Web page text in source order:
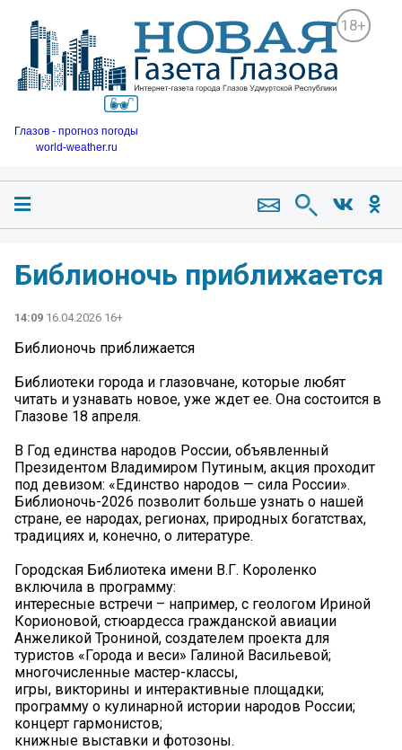
18+
Глазов - прогноз погоды
world-weather.ru
Библионочь приближается
14:09 16.04.2026 16+
Библионочь приближается
Библиотеки города и глазовчане, которые любят
читать и узнавать новое, уже ждет ее. Она состоится в
Глазове 18 апреля.
В Год единства народов России, объявленный
Президентом Владимиром Путиным, акция проходит
под девизом: «Единство народов — сила России».
Библионочь-2026 позволит больше узнать о нашей
стране, ее народах, регионах, природных богатствах,
традициях и, конечно, о литературе.
Городская Библиотека имени В.Г. Короленко
включила в программу:
интересные встречи – например, с геологом Ириной
Корионовой, стюардесса гражданской авиации
Анжеликой Трониной, создателем проекта для
туристов «Города и веси» Галиной Васильевой;
многочисленные мастер-классы,
игры, викторины и интерактивные площадки;
программу о кулинарной истории народов России;
концерт гармонистов;
книжные выставки и фотозоны.